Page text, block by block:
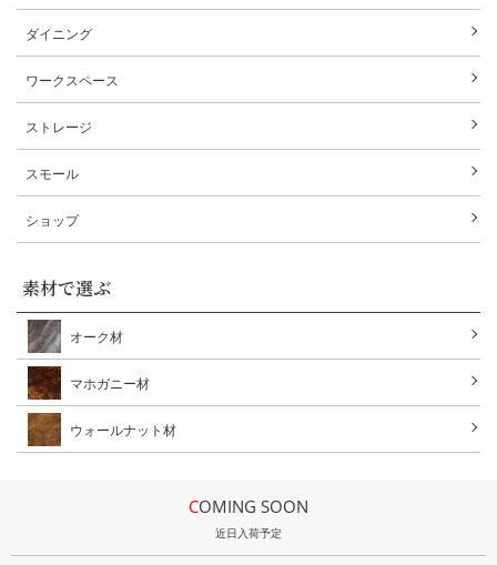
ダイニング
ワークスペース
ストレージ
スモール
ショップ
素材で選ぶ
オーク材
マホガニー材
ウォールナット材
COMING SOON
近日入荷予定